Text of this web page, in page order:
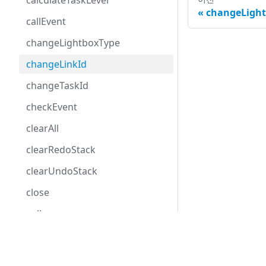
callEvent
changeLightboxType
changeLinkId
changeTaskId
checkEvent
clearAll
clearRedoStack
clearUndoStack
close
collapse